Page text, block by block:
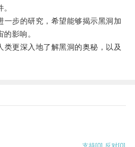
步的研究，希望能够揭示黑洞加
影响。
更深入地了解黑洞的奥秘，以及